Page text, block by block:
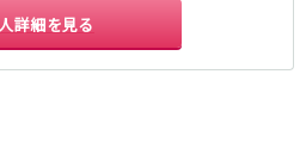
詳細を見る
守口市駅